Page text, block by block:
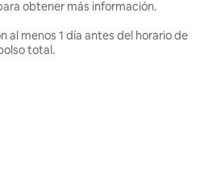
obtener más información.
al menos 1 día antes del horario de
total.